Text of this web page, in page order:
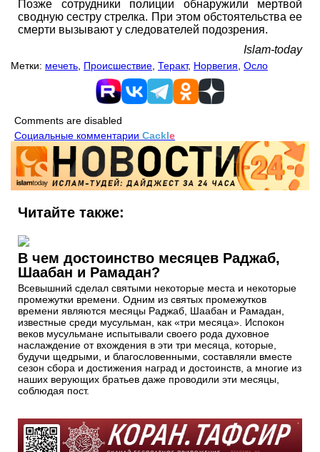
Позже сотрудники полиции обнаружили мертвой
сводную сестру стрелка. При этом обстоятельства ее
смерти вызывают у следователей подозрения.
Islam-today
Метки: мечеть Происшествие Теракт, Норвегия Осло
Comments are disabled
Социальные комментарии Cackle
Читайте также:
В чем достоинство месяцев Раджаб,
Шаабан и Рамадан?
Всевышний сделал святыми некоторые места и некоторые
промежутки времени. Одним из святых промежутков
времени являются месяцы Раджаб, Шаабан и Рамадан,
известные среди мусульман, как «три месяца». Испокон
веков мусульмане испытывали своего рода духовное
наслаждение от вхождения в эти три месяца, которые,
будучи щедрыми, и благословенными, составляли вместе
сезон сбора и достижения наград и достоинств, а многие из
наших верующих братьев даже проводили эти месяцы,
соблюдая пост.